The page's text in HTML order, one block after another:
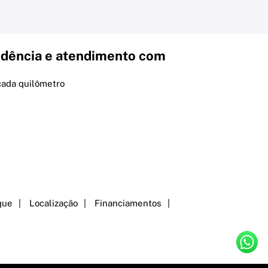
e atendimento com
quilômetro
Localização
Financiamentos